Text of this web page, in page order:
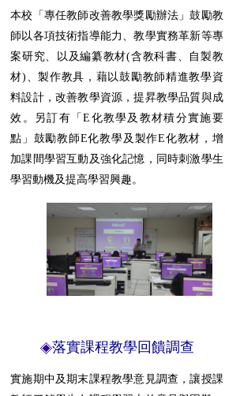
本校「專任教師改善教學獎勵辦法」鼓勵教
師以各項技術指導能力、教學實務革新等專
案研究、以及編纂教材(含教科書、自製教
材)、製作教具，藉以鼓勵教師精進教學資
料設計，改善教學資源，提昇教學品質與成
效。另訂有「E化教學及教材積分實施要
點」鼓勵教師E化教學及製作E化教材，增
加課間學習互動及強化記憶，同時刺激學生
學習動機及提高學習興趣。
落實課程教學回饋調查
實施期中及期末課程教學意見調查，讓授課